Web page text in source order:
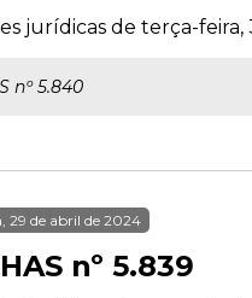
jurídicas de terça-feira,
nº 5.840
29 de abril de 2024
nº 5.839